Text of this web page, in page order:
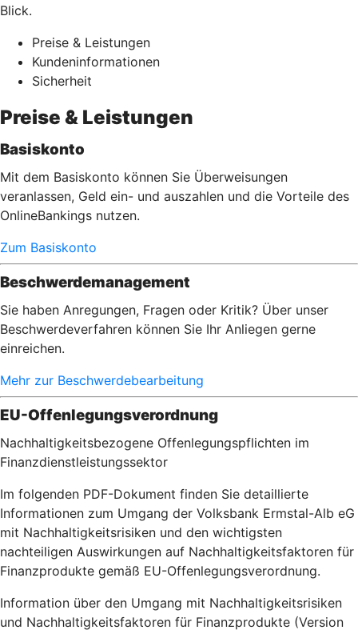
Blick.
Preise & Leistungen
Kundeninformationen
Sicherheit
Preise & Leistungen
Basiskonto
Mit dem Basiskonto können Sie Überweisungen
veranlassen, Geld ein- und auszahlen und die Vorteile des
OnlineBankings nutzen.
Zum Basiskonto
Beschwerdemanagement
Sie haben Anregungen, Fragen oder Kritik? Über unser
Beschwerdeverfahren können Sie Ihr Anliegen gerne
einreichen.
Mehr zur Beschwerdebearbeitung
EU-Offenlegungsverordnung
Nachhaltigkeitsbezogene Offenlegungspflichten im
Finanzdienstleistungssektor
Im folgenden PDF-Dokument finden Sie detaillierte
Informationen zum Umgang der Volksbank Ermstal-Alb eG
mit Nachhaltigkeitsrisiken und den wichtigsten
nachteiligen Auswirkungen auf Nachhaltigkeitsfaktoren für
Finanzprodukte gemäß EU-Offenlegungsverordnung.
Information über den Umgang mit Nachhaltigkeitsrisiken
und Nachhaltigkeitsfaktoren für Finanzprodukte (Version